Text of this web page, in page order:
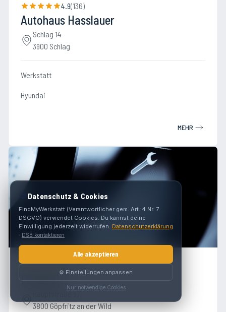
4.9(136)
Autohaus Hasslauer
Schlag 14
3900 Schlag
Werkstatt
Hyundai
MEHR
4.7(76)
FG-Cars
Hauptstraße 97
3800 Göpfritz an der Wild
Datenschutz & Cookies
FindMyWerkstatt (Verantwortlicher gem. Art. 4 Nr. 7
DSGVO) verwendet Cookies. Du kannst deine
Einwilligung jederzeit widerrufen. Datenschutzerklärung
· DSB kontaktieren
Alle akzeptieren
⚙️ Einstellungen anpassen
Nur notwendige Cookies